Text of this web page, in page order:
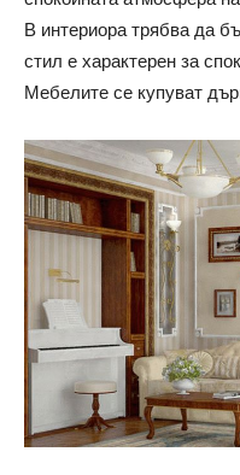
В интериора трябва да
стил е характерен за
Мебелите се купуват